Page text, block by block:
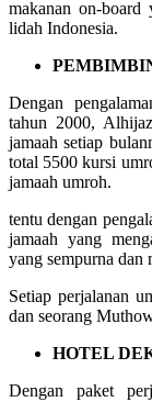
makanan on-board
lidah Indonesia.
Dengan
tahun 2000,
jamaah setiap
total 5500 kursi
jamaah umroh.
tentu dengan
jamaah yang
yang sempurna dan
Setiap perjalanan
dan seorang
HOTEL
Dengan paket